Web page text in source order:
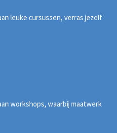
leuke cursussen, verras jezelf
workshops, waarbij maatwerk